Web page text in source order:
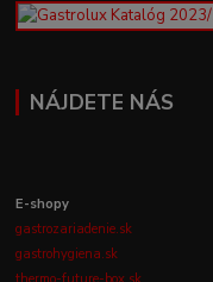
NÁJDETE NÁS
E-shopy
gastrozariadenie.sk
gastrohygiena.sk